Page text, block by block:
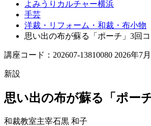
よみうりカルチャー横浜
手芸
洋裁・リフォーム・和裁・布小物
思い出の布が蘇る「ポーチ」3回
講座コード：202607-13810080 2026年7
新設
思い出の布が蘇る「ポー
和裁教室主宰石黒 和子